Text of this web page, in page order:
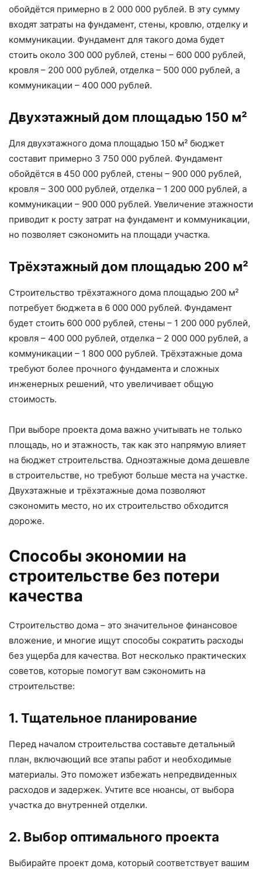
обойдётся примерно в 2 000 000 рублей. В эту сумму
входят затраты на фундамент, стены, кровлю, отделку и
коммуникации. Фундамент для такого дома будет
стоить около 300 000 рублей, стены – 600 000 рублей,
кровля – 200 000 рублей, отделка – 500 000 рублей, а
коммуникации – 400 000 рублей.
Двухэтажный дом площадью 150 м²
Для двухэтажного дома площадью 150 м² бюджет
составит примерно 3 750 000 рублей. Фундамент
обойдётся в 450 000 рублей, стены – 900 000 рублей,
кровля – 300 000 рублей, отделка – 1 200 000 рублей, а
коммуникации – 900 000 рублей. Увеличение этажности
приводит к росту затрат на фундамент и коммуникации,
но позволяет сэкономить на площади участка.
Трёхэтажный дом площадью 200 м²
Строительство трёхэтажного дома площадью 200 м²
потребует бюджета в 6 000 000 рублей. Фундамент
будет стоить 600 000 рублей, стены – 1 200 000 рублей,
кровля – 400 000 рублей, отделка – 2 000 000 рублей, а
коммуникации – 1 800 000 рублей. Трёхэтажные дома
требуют более прочного фундамента и сложных
инженерных решений, что увеличивает общую
стоимость.
При выборе проекта дома важно учитывать не только
площадь, но и этажность, так как это напрямую влияет
на бюджет строительства. Одноэтажные дома дешевле
в строительстве, но требуют больше места на участке.
Двухэтажные и трёхэтажные дома позволяют
сэкономить место, но их строительство обходится
дороже.
Способы экономии на
строительстве без потери
качества
Строительство дома – это значительное финансовое
вложение, и многие ищут способы сократить расходы
без ущерба для качества. Вот несколько практических
советов, которые помогут вам сэкономить на
строительстве:
1. Тщательное планирование
Перед началом строительства составьте детальный
план, включающий все этапы работ и необходимые
материалы. Это поможет избежать непредвиденных
расходов и задержек. Учтите все нюансы, от выбора
участка до внутренней отделки.
2. Выбор оптимального проекта
Выбирайте проект дома, который соответствует вашим